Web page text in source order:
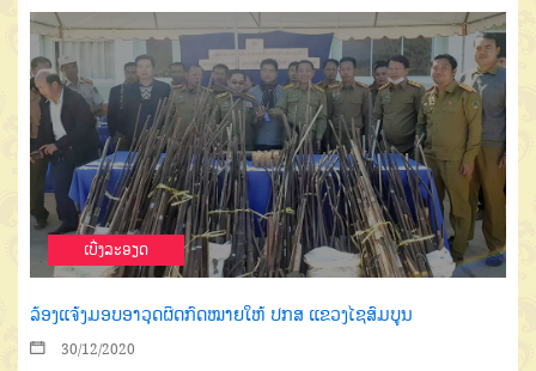
ເບີ່ງລະອຽດ
ລ້ອງແຈ້ງມອບອາວຸດຜິດກົດໝາຍໃຫ້ ປກສ ແຂວງໄຊສົມບູນ
30/12/2020